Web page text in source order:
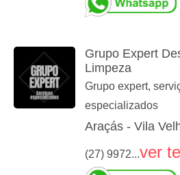
Grupo Expert
Limpeza
Grupo expert,
especializados
Araçás - Vila
(27) 9972...ver